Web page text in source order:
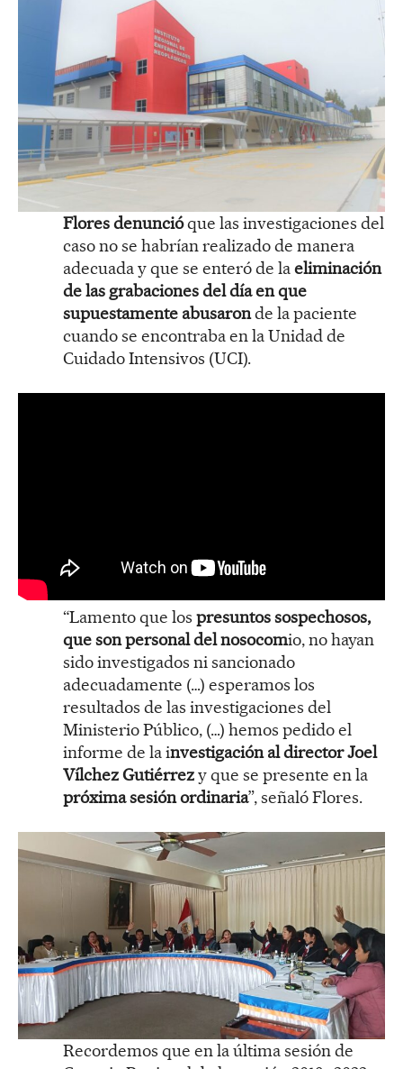
Flores denuncióque las investigaciones del
caso no se habrían realizado de manera
adecuada y que se enteró de laeliminación
de las grabaciones del día en que
supuestamente abusaronde la paciente
cuando se encontraba en la Unidad de
Cuidado Intensivos (UCI).
“Lamento que los presuntos sospechosos,
que son personal del nosocomio, no hayan
sido investigados ni sancionado
adecuadamente (…) esperamos los
resultados de las investigaciones del
Ministerio Público, (…) hemos pedido el
informe de la investigación al director Joel
Vílchez Gutiérrezy que se presente en la
próxima sesión ordinaria”, señaló Flores.
Recordemos que en la última sesión de